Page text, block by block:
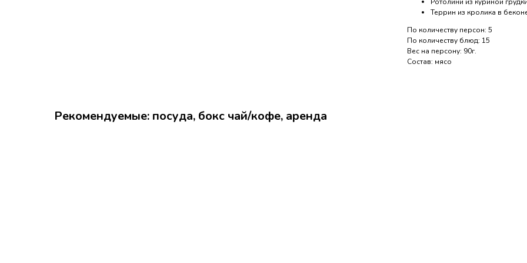
Террин из кролика в
По количеству персон: 5
По количеству блюд: 15
Вес на персону: 90г.
Состав: мясо
Рекомендуемые: посуда, бокс чай/кофе, аренда